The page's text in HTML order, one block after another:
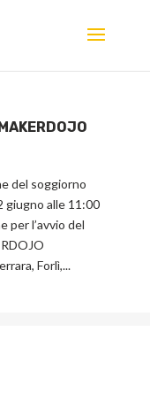
del soggiorno
alle 11:00
per l’avvio del
Forlì,...